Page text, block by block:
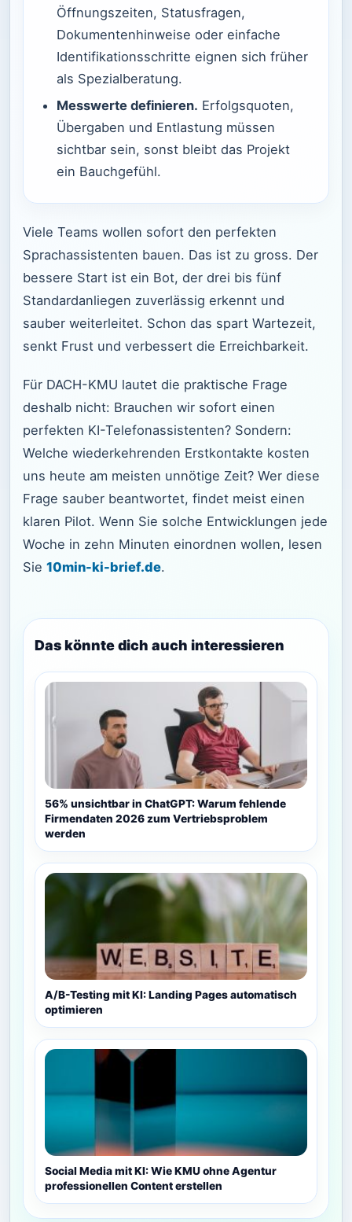
Öffnungszeiten, Statusfragen,
Dokumentenhinweise oder einfache
Identifikationsschritte eignen sich früher
als Spezialberatung.
Messwerte definieren. Erfolgsquoten,
Übergaben und Entlastung müssen
sichtbar sein, sonst bleibt das Projekt
ein Bauchgefühl.
Viele Teams wollen sofort den perfekten
Sprachassistenten bauen. Das ist zu gross. Der
bessere Start ist ein Bot, der drei bis fünf
Standardanliegen zuverlässig erkennt und
sauber weiterleitet. Schon das spart Wartezeit,
senkt Frust und verbessert die Erreichbarkeit.
Für DACH-KMU lautet die praktische Frage
deshalb nicht: Brauchen wir sofort einen
perfekten KI-Telefonassistenten? Sondern:
Welche wiederkehrenden Erstkontakte kosten
uns heute am meisten unnötige Zeit? Wer diese
Frage sauber beantwortet, findet meist einen
klaren Pilot. Wenn Sie solche Entwicklungen jede
Woche in zehn Minuten einordnen wollen, lesen
Sie 10min-ki-brief.de.
Das könnte dich auch interessieren
56% unsichtbar in ChatGPT: Warum fehlende
Firmendaten 2026 zum Vertriebsproblem
werden
A/B-Testing mit KI: Landing Pages automatisch
optimieren
Social Media mit KI: Wie KMU ohne Agentur
professionellen Content erstellen